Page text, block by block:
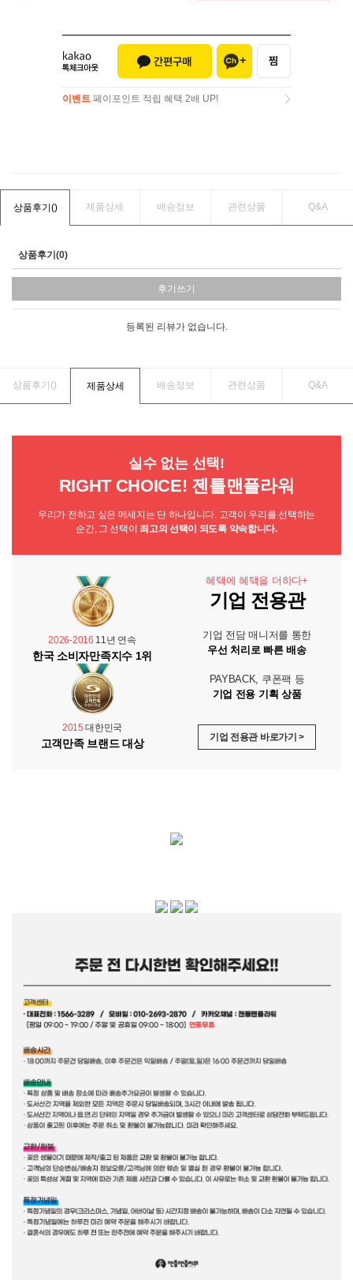
이벤트 페이포인트 적립 혜택 2배 UP!
상품후기() 제품상세 배송정보 관련상품 Q&A
상품후기(0)
후기쓰기
등록된 리뷰가 없습니다.
상품후기() 제품상세 배송정보 관련상품 Q&A
실수 없는 선택!
RIGHT CHOICE! 젠틀맨플라워
우리가 전하고 싶은 메세지는 단 하나입니다. 고객이 우리를 선택하는
순간, 그 선택이 최고의 선택이 되도록 약속합니다.
2026-2016 11년 연속
한국 소비자만족지수 1위
2015 대한민국
고객만족 브랜드 대상
혜택에 혜택을 더하다+
기업 전용관
기업 전담 매니저를 통한
우선 처리로 빠른 배송
PAYBACK, 쿠폰팩 등
기업 전용 기획 상품
기업 전용관 바로가기 >